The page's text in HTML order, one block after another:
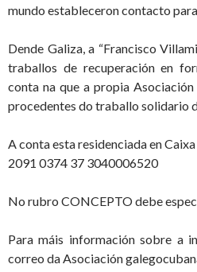
mundo estableceron contacto
Dende Galiza, a “Francisco
traballos de recuperación en
conta na que a propia
procedentes do traballo solidario
A conta esta residenciada en
2091 0374 37 3040006520
No rubro CONCEPTO debe
Para máis información sobre a
correo da Asociación